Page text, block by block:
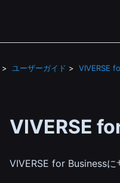
ユーザーガイド VIVERSE
VIVERSE
VIVERSE for Businessに